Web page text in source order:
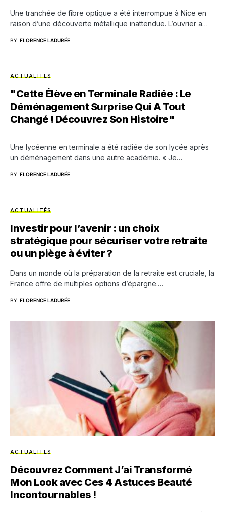
Une tranchée de fibre optique a été interrompue à Nice en
raison d’une découverte métallique inattendue. L’ouvrier a…
BY FLORENCE LADURÉE
ACTUALITÉS
"Cette Élève en Terminale Radiée : Le
Déménagement Surprise Qui A Tout
Changé ! Découvrez Son Histoire"
Une lycéenne en terminale a été radiée de son lycée après
un déménagement dans une autre académie. « Je…
BY FLORENCE LADURÉE
ACTUALITÉS
Investir pour l’avenir : un choix
stratégique pour sécuriser votre retraite
ou un piège à éviter ?
Dans un monde où la préparation de la retraite est cruciale, la
France offre de multiples options d’épargne.…
BY FLORENCE LADURÉE
ACTUALITÉS
Découvrez Comment J’ai Transformé
Mon Look avec Ces 4 Astuces Beauté
Incontournables !